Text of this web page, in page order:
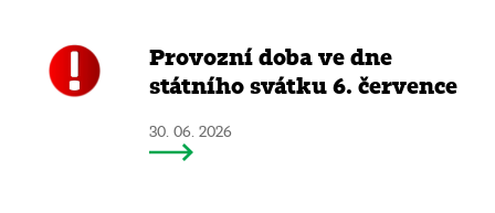
Provozní doba ve dne
státního svátku 6. července
30. 06. 2026